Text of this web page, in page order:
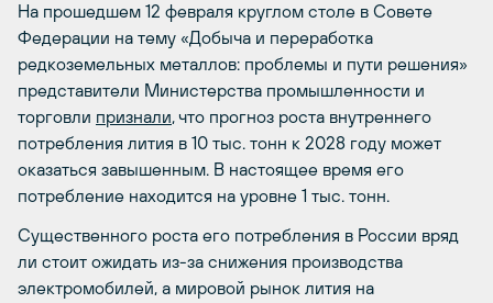
На прошедшем 12 февраля круглом столе в Совете
Федерации на тему «Добыча и переработка
редкоземельных металлов: проблемы и пути решения»
представители Министерства промышленности и
торговли признали, что прогноз роста внутреннего
потребления лития в 10 тыс. тонн к 2028 году может
оказаться завышенным. В настоящее время его
потребление находится на уровне 1 тыс. тонн.
Существенного роста его потребления в России вряд
ли стоит ожидать из-за снижения производства
электромобилей, а мировой рынок лития на